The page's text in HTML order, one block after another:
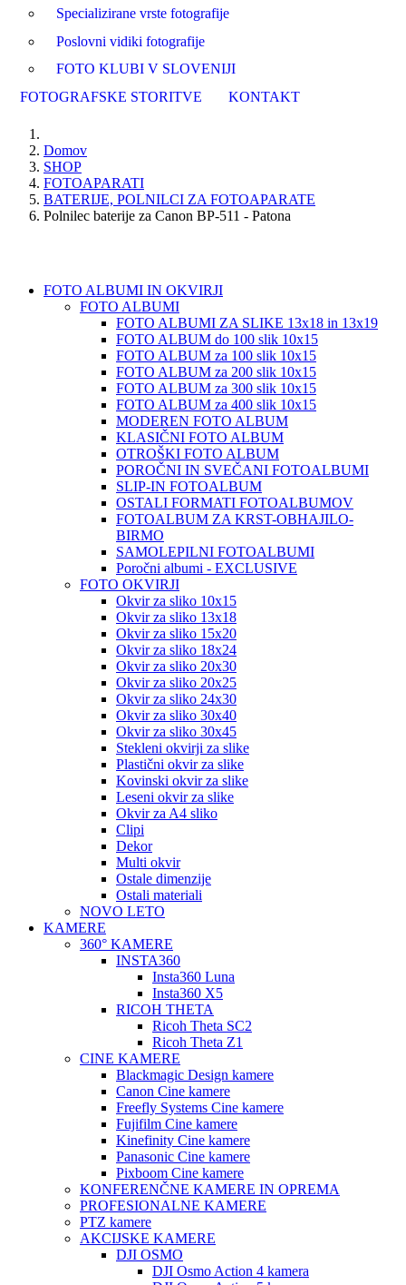
Specializirane vrste fotografije
Poslovni vidiki fotografije
FOTO KLUBI V SLOVENIJI
FOTOGRAFSKE STORITVE
KONTAKT
Domov
SHOP
FOTOAPARATI
BATERIJE, POLNILCI ZA FOTOAPARATE
Polnilec baterije za Canon BP-511 - Patona
FOTO ALBUMI IN OKVIRJI
FOTO ALBUMI
FOTO ALBUMI ZA SLIKE 13x18 in 13x19
FOTO ALBUM do 100 slik 10x15
FOTO ALBUM za 100 slik 10x15
FOTO ALBUM za 200 slik 10x15
FOTO ALBUM za 300 slik 10x15
FOTO ALBUM za 400 slik 10x15
MODEREN FOTO ALBUM
KLASIČNI FOTO ALBUM
OTROŠKI FOTO ALBUM
POROČNI IN SVEČANI FOTOALBUMI
SLIP-IN FOTOALBUM
OSTALI FORMATI FOTOALBUMOV
FOTOALBUM ZA KRST-OBHAJILO-
BIRMO
SAMOLEPILNI FOTOALBUMI
Poročni albumi - EXCLUSIVE
FOTO OKVIRJI
Okvir za sliko 10x15
Okvir za sliko 13x18
Okvir za sliko 15x20
Okvir za sliko 18x24
Okvir za sliko 20x30
Okvir za sliko 20x25
Okvir za sliko 24x30
Okvir za sliko 30x40
Okvir za sliko 30x45
Stekleni okvirji za slike
Plastični okvir za slike
Kovinski okvir za slike
Leseni okvir za slike
Okvir za A4 sliko
Clipi
Dekor
Multi okvir
Ostale dimenzije
Ostali materiali
NOVO LETO
KAMERE
360° KAMERE
INSTA360
Insta360 Luna
Insta360 X5
RICOH THETA
Ricoh Theta SC2
Ricoh Theta Z1
CINE KAMERE
Blackmagic Design kamere
Canon Cine kamere
Freefly Systems Cine kamere
Fujifilm Cine kamere
Kinefinity Cine kamere
Panasonic Cine kamere
Pixboom Cine kamere
KONFERENČNE KAMERE IN OPREMA
PROFESIONALNE KAMERE
PTZ kamere
AKCIJSKE KAMERE
DJI OSMO
DJI Osmo Action 4 kamera